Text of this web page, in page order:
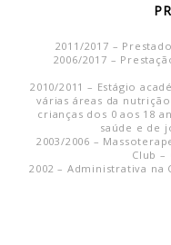
2011/2017 –
2006/2017 –
2010/2011 – Estágio
várias áreas da
crianças dos 0 aos 18
saúde e de
2003/2006 –
Club –
2002 – Administrativa na